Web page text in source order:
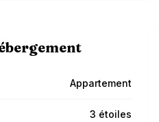
Appartement
3 étoiles